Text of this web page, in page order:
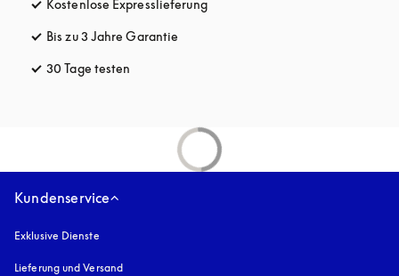
Kostenlose Expresslieferungöffnet sich in einem neuen Tab
Bis zu 3 Jahre Garantie
30 Tage testen
Kundenservice
Exklusive Dienste
Lieferung und Versand